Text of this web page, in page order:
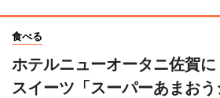
食べる
ホテルニューオータニ佐賀
スイーツ「スーパーあまお